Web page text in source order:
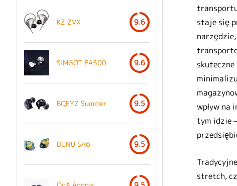
transportu
staje się
skuteczne
wpływ na
tym idzie
stretch,
KZ ZVX 9.6
SIMGOT EA500 9.6
BQEYZ Summer 9.5
DUNU SA6 9.5